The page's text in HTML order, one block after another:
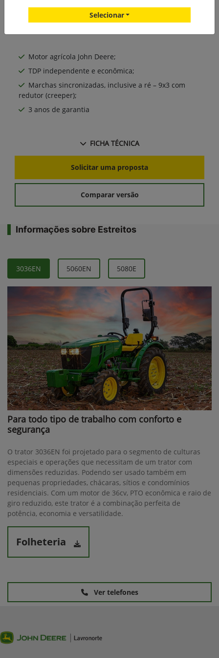
Motor agrícola John Deere;
TDP independente e econômica;
Marchas sincronizadas, inclusive a ré – 9x3 com
redutor (creeper);
3 anos de garantia
FICHA TÉCNICA
Solicitar uma proposta
Comparar versão
Informações sobre Estreitos
3036EN 5060EN 5080E
Para todo tipo de trabalho com conforto e
segurança
O trator 3036EN foi projetado para o segmento de culturas
especiais e operações que necessitam de um trator com
dimensões reduzidas. Podendo ser usado também em
pequenas propriedades, chácaras, sítios e condomínios
residenciais. Com um motor de 36cv, PTO econômica e raio de
giro reduzido, este trator é a combinação perfeita de
potência, economia e versatilidade.
Folheteria
Ver telefones
Selecionar